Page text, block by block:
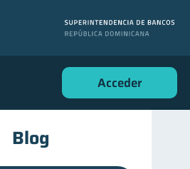
Acceder
Blog